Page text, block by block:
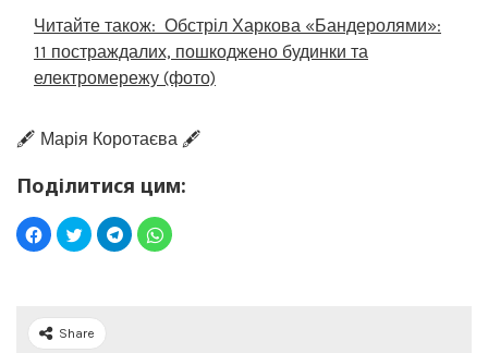
Читайте також: Обстріл Харкова «Бандеролями»:
11 постраждалих, пошкоджено будинки та
електромережу (фото)
🖋️ Марія Коротаєва 🖋️
Поділитися цим:
Share